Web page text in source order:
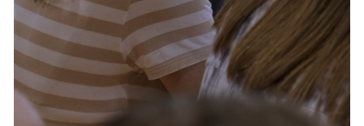
Servizi e accessibilità
Contatti
FAQ
Biglietti